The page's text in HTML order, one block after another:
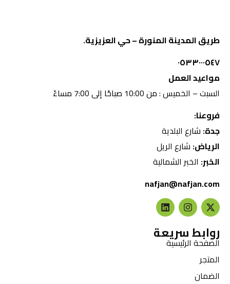
طريق المدينة المنورة – حي العزيزية.
٠٥٣٣٠٠٠٥٤٧
مواعيد العمل
السبت – الخميس : من 10:00 صباحًا إلى 7:00 مساءً
فروعنا:
جدة: شارع البلدية
الرياض: شارع الريل
الخبر: الخبر الشمالية
nafjan@nafjan.com
روابط سريعة
الصفحة الرئيسية
المتجر
الضمان